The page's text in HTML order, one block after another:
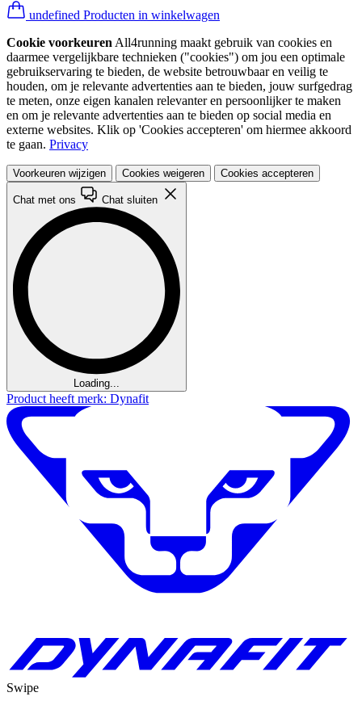
undefined Producten in winkelwagen
Cookie voorkeuren All4running maakt gebruik van cookies en
daarmee vergelijkbare technieken ("cookies") om jou een optimale
gebruikservaring te bieden, de website betrouwbaar en veilig te
houden, om je relevante advertenties aan te bieden, jouw surfgedrag
te meten, onze eigen kanalen relevanter en persoonlijker te maken
en om je relevante advertenties aan te bieden op social media en
externe websites. Klik op 'Cookies accepteren' om hiermee akkoord
te gaan. Privacy
Voorkeuren wijzigen Cookies weigeren Cookies accepteren
Chat met ons Chat sluiten
Loading...
Product heeft merk: Dynafit
Swipe